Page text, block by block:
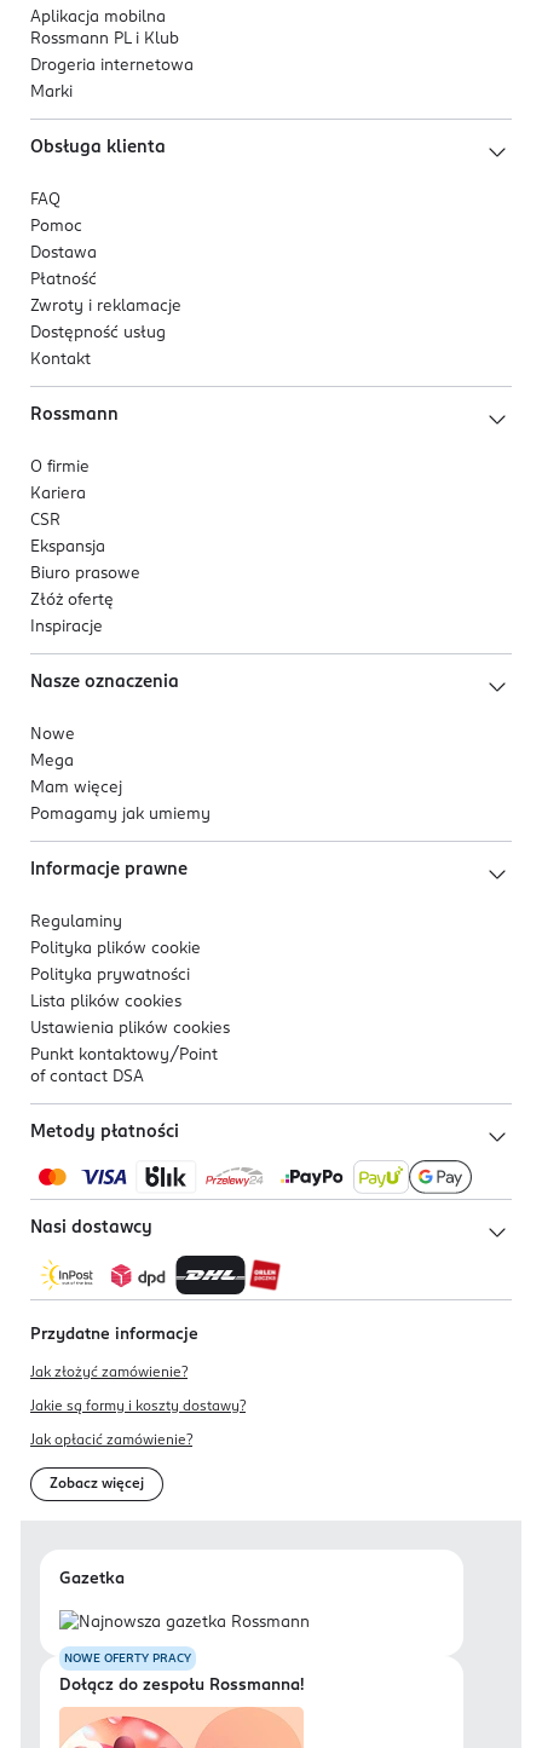
Aplikacja mobilna
Rossmann PL i Klub
Drogeria internetowa
Marki
Obsługa klienta
FAQ
Pomoc
Dostawa
Płatność
Zwroty i reklamacje
Dostępność usług
Kontakt
Rossmann
O firmie
Kariera
CSR
Ekspansja
Biuro prasowe
Złóż ofertę
Inspiracje
Nasze oznaczenia
Nowe
Mega
Mam więcej
Pomagamy jak umiemy
Informacje prawne
Regulaminy
Polityka plików cookie
Polityka prywatności
Lista plików cookies
Ustawienia plików cookies
Punkt kontaktowy/ Point
of contact DSA
Metody płatności
Nasi dostawcy
Przydatne informacje
Jak złożyć zamówienie?
Jakie są formy i koszty dostawy?
Jak opłacić zamówienie?
Zobacz więcej
Gazetka
NOWE OFERTY PRACY
Dołącz do zespołu Rossmanna!